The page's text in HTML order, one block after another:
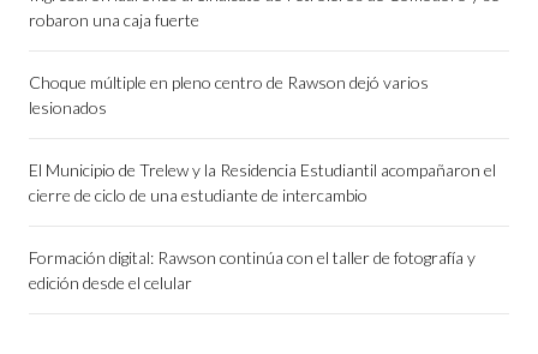
robaron una caja fuerte
Choque múltiple en pleno centro de Rawson dejó varios
lesionados
El Municipio de Trelew y la Residencia Estudiantil acompañaron el
cierre de ciclo de una estudiante de intercambio
Formación digital: Rawson continúa con el taller de fotografía y
edición desde el celular